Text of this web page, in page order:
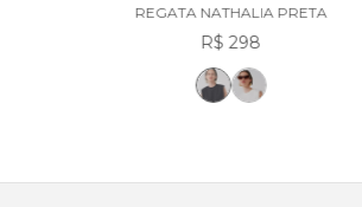
REGATA NATHALIA PRETA
R$ 298